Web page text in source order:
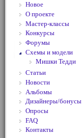
Новое
О проекте
Мастер-классы
Конкурсы
Форумы
Схемы и модели
Мишки Тедди
Статьи
Новости
Альбомы
Дизайнеры/бонусы
Опросы
FAQ
Контакты